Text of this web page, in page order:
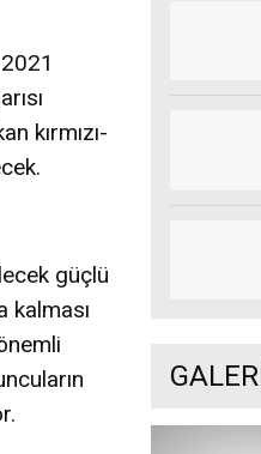
kırmızı-
güçlü
kalması